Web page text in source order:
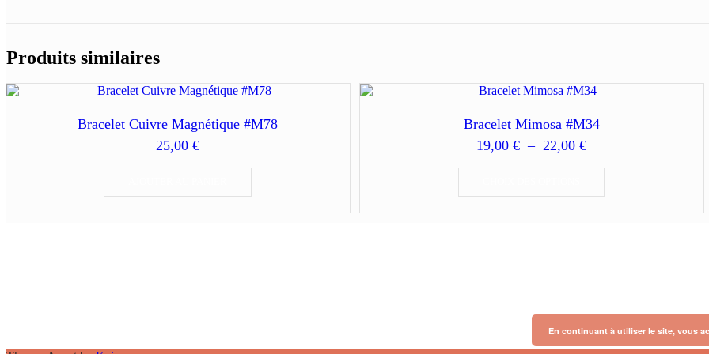
Produits similaires
Bracelet Cuivre Magnétique #M78
25,00€
Bracelet Mimosa #M34
19,00€ – 22,00€Plage
19,00 €
à
Ce
a
plusieurs
page
En continuant à utiliser le site, vous